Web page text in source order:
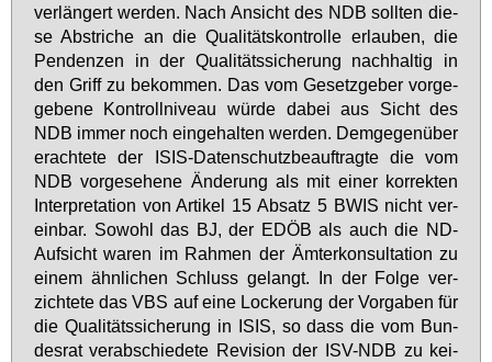
ver­län­gert wer­den. Nach An­sicht des NDB soll­ten die­
se Ab­stri­che an die Qua­li­täts­kon­trol­le er­lau­ben, die
Pen­den­zen in der Qua­li­täts­si­che­rung nach­hal­tig in
den Griff zu be­kom­men. Das vom Ge­setz­ge­ber vor­ge­
ge­be­ne Kon­troll­ni­veau wür­de da­bei aus Sicht des
NDB im­mer noch ein­ge­hal­ten wer­den. Dem­ge­gen­über
er­ach­te­te der ISIS-Da­ten­schutz­be­auf­trag­te die vom
NDB vor­ge­se­he­ne Än­de­rung als mit ei­ner kor­rek­ten
In­ter­pre­ta­ti­on von Ar­ti­kel 15 Ab­satz 5 BWIS nicht ver­
ein­bar. So­wohl das BJ, der EDÖB als auch die ND-
Auf­sicht wa­ren im Rah­men der Äm­ter­kon­sul­ta­ti­on zu
ei­nem ähn­li­chen Schluss ge­langt. In der Fol­ge ver­
zich­te­te das VBS auf ei­ne Lo­cke­rung der Vor­ga­ben für
die Qua­li­täts­si­che­rung in ISIS, so dass die vom Bun­
des­rat ver­ab­schie­de­te Re­vi­si­on der ISV-NDB zu kei­